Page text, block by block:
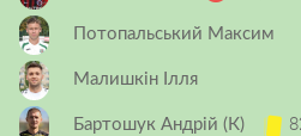
Потопальський Максим
Малишкін Ілля
Бартошук Андрій (К)